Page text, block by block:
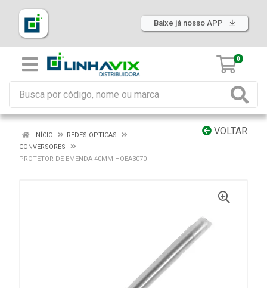
Baixe já nosso APP
0
VOLTAR
INÍCIO
REDES OPTICAS
CONVERSORES
PROTETOR DE EMENDA 40MM HOEA3070